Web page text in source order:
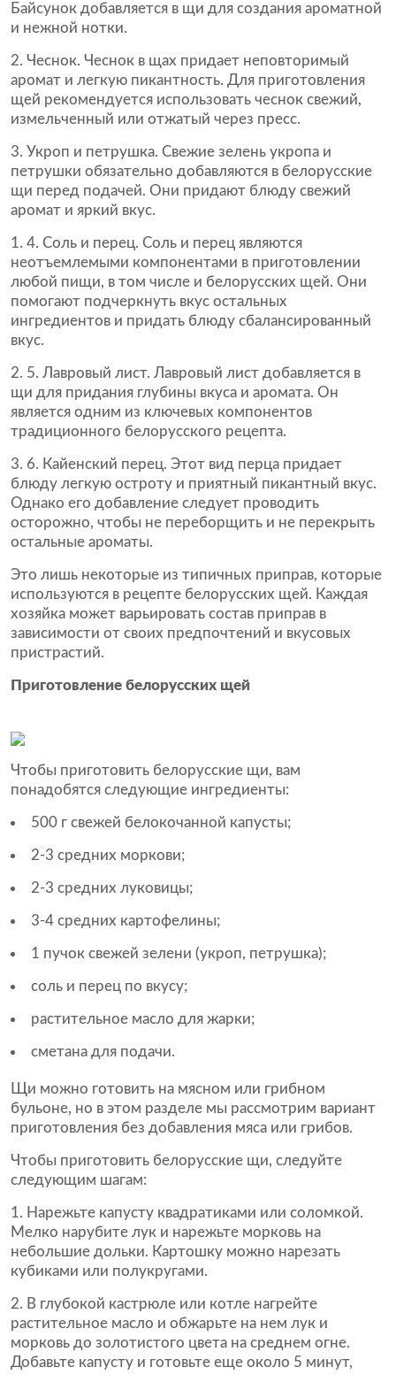
Байсунок добавляется в щи для создания ароматной
и нежной нотки.
2. Чеснок. Чеснок в щах придает неповторимый
аромат и легкую пикантность. Для приготовления
щей рекомендуется использовать чеснок свежий,
измельченный или отжатый через пресс.
3. Укроп и петрушка. Свежие зелень укропа и
петрушки обязательно добавляются в белорусские
щи перед подачей. Они придают блюду свежий
аромат и яркий вкус.
4. Соль и перец. Соль и перец являются
неотъемлемыми компонентами в приготовлении
любой пищи, в том числе и белорусских щей. Они
помогают подчеркнуть вкус остальных
ингредиентов и придать блюду сбалансированный
вкус.
5. Лавровый лист. Лавровый лист добавляется в
щи для придания глубины вкуса и аромата. Он
является одним из ключевых компонентов
традиционного белорусского рецепта.
6. Кайенский перец. Этот вид перца придает
блюду легкую остроту и приятный пикантный вкус.
Однако его добавление следует проводить
осторожно, чтобы не переборщить и не перекрыть
остальные ароматы.
Это лишь некоторые из типичных приправ, которые
используются в рецепте белорусских щей. Каждая
хозяйка может варьировать состав приправ в
зависимости от своих предпочтений и вкусовых
пристрастий.
Приготовление белорусских щей
Чтобы приготовить белорусские щи, вам
понадобятся следующие ингредиенты:
500 г свежей белокочанной капусты;
2-3 средних моркови;
2-3 средних луковицы;
3-4 средних картофелины;
1 пучок свежей зелени (укроп, петрушка);
соль и перец по вкусу;
растительное масло для жарки;
сметана для подачи.
Щи можно готовить на мясном или грибном
бульоне, но в этом разделе мы рассмотрим вариант
приготовления без добавления мяса или грибов.
Чтобы приготовить белорусские щи, следуйте
следующим шагам:
Нарежьте капусту квадратиками или соломкой.
Мелко нарубите лук и нарежьте морковь на
небольшие дольки. Картошку можно нарезать
кубиками или полукругами.
В глубокой кастрюле или котле нагрейте
растительное масло и обжарьте на нем лук и
морковь до золотистого цвета на среднем огне.
Добавьте капусту и готовьте еще около 5 минут,